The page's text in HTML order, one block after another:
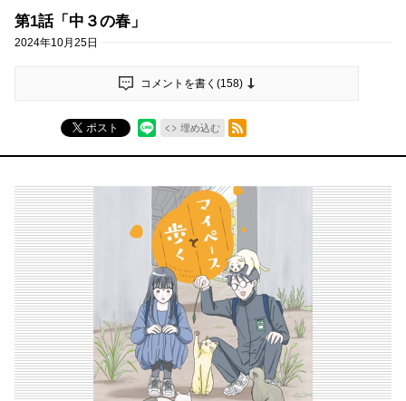
第1話「中３の春」
2024年10月25日
コメントを書く(158)
ポスト 埋め込む
RSSフィード